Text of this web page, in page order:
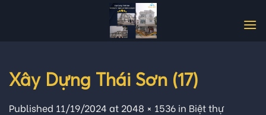
Xây Dựng Thái Sơn (17)
Published 11/19/2024 at 2048 × 1536 in Biệt thự